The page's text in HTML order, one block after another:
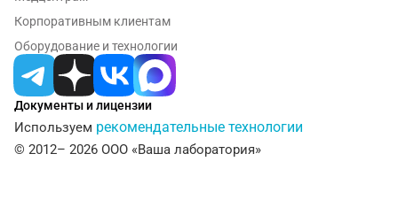
Пенза
Пермь
Петрозаводск
Подольск
Документы и лицензии
Используем рекомендательные технологии
© 2012– 2026 ООО «Ваша лаборатория»
Корпоративным клиентам
Оборудование и технологии